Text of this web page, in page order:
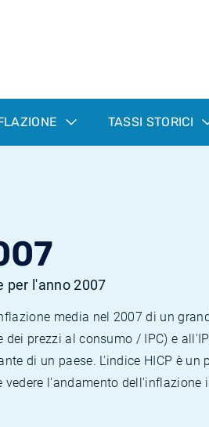
TASSI STORICI
per l'anno 2007
media nel 2007 di un
prezzi al consumo / IPC) e
di un paese. L'indice HICP è
l'andamento dell'inflazione